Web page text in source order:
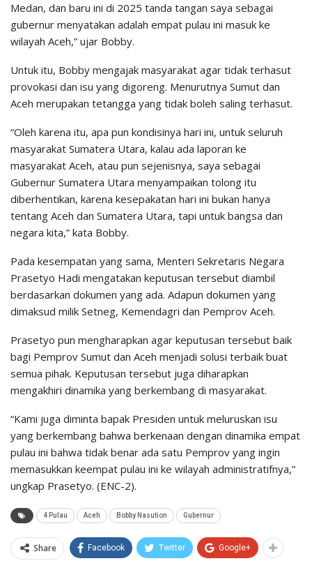
Medan, dan baru ini di 2025 tanda tangan saya sebagai
gubernur menyatakan adalah empat pulau ini masuk ke
wilayah Aceh,” ujar Bobby.
Untuk itu, Bobby mengajak masyarakat agar tidak terhasut
provokasi dan isu yang digoreng. Menurutnya Sumut dan
Aceh merupakan tetangga yang tidak boleh saling terhasut.
“Oleh karena itu, apa pun kondisinya hari ini, untuk seluruh
masyarakat Sumatera Utara, kalau ada laporan ke
masyarakat Aceh, atau pun sejenisnya, saya sebagai
Gubernur Sumatera Utara menyampaikan tolong itu
diberhentikan, karena kesepakatan hari ini bukan hanya
tentang Aceh dan Sumatera Utara, tapi untuk bangsa dan
negara kita,” kata Bobby.
Pada kesempatan yang sama, Menteri Sekretaris Negara
Prasetyo Hadi mengatakan keputusan tersebut diambil
berdasarkan dokumen yang ada. Adapun dokumen yang
dimaksud milik Setneg, Kemendagri dan Pemprov Aceh.
Prasetyo pun mengharapkan agar keputusan tersebut baik
bagi Pemprov Sumut dan Aceh menjadi solusi terbaik buat
semua pihak. Keputusan tersebut juga diharapkan
mengakhiri dinamika yang berkembang di masyarakat.
“Kami juga diminta bapak Presiden untuk meluruskan isu
yang berkembang bahwa berkenaan dengan dinamika empat
pulau ini bahwa tidak benar ada satu Pemprov yang ingin
memasukkan keempat pulau ini ke wilayah administratifnya,”
ungkap Prasetyo. (ENC-2).
4 Pulau Aceh Bobby Nasution Gubernur
Share Facebook Twitter Google+